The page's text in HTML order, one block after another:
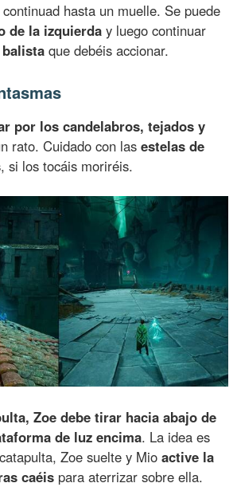
hasta un muelle. Se puede
de la izquierda y luego continuar
que debéis accionar.
por los candelabros, tejados y
rato. Cuidado con lasestelas de
, si los tocáis moriréis.
Zoe debe tirar hacia abajo de
de luz encima. La idea es
Zoe suelte y Mioactive la
caéis para aterrizar sobre ella.